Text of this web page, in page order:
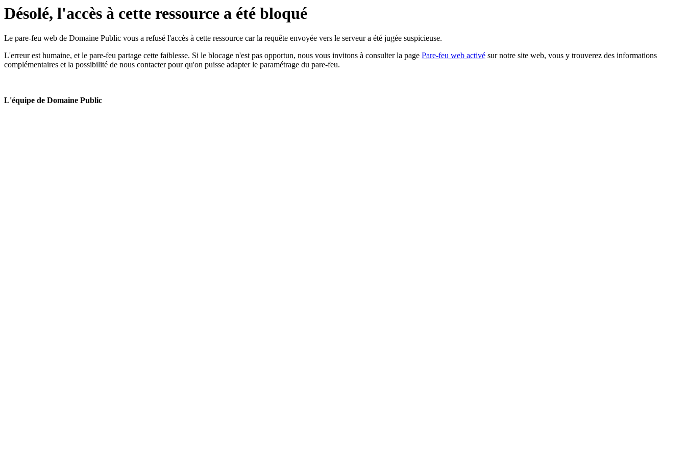
Désolé, l'accès à cette ressource a été bloqué
Le pare-feu web de Domaine Public vous a refusé l'accès à cette ressource car la requête envoyée vers le serveur a été jugée suspicieuse.
L'erreur est humaine, et le pare-feu partage cette faiblesse. Si le blocage n'est pas opportun, nous vous invitons à consulter la page Pare-feu web activé sur notre site web, vous y trouverez des informations
complémentaires et la possibilité de nous contacter pour qu'on puisse adapter le paramétrage du pare-feu.
L'équipe de Domaine Public